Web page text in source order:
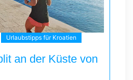
Urlaubstipps für Kroatien
an der Küste von